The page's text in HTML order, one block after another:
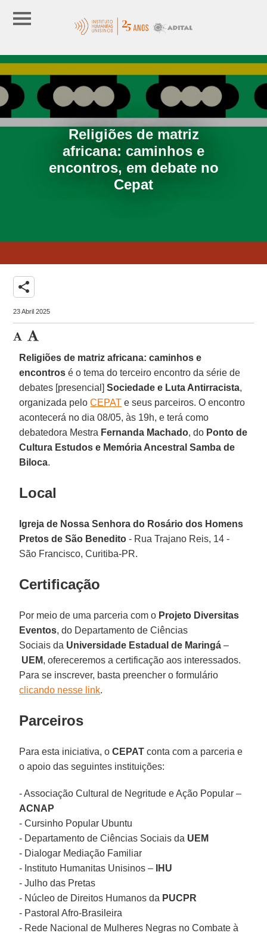
Religiões de matriz
africana: caminhos e
encontros, em debate no
Cepat
share
23 Abril 2025
Religiões de matriz africana: caminhos e
encontrosé o tema do terceiro encontro da série de
debates [presencial]Sociedade e Luta Antirracista,
organizada peloCEPAT e seus parceiros. O encontro
acontecerá no dia 08/05, às 19h, e terá como
debatedora Mestra Fernanda Machado, do Ponto de
Cultura Estudos e Memória Ancestral Samba de
Biloca.
Local
Igreja de Nossa Senhora do Rosário dos Homens
Pretos de São Benedito - Rua Trajano Reis, 14 -
São Francisco, Curitiba-PR.
Certificação
Por meio de uma parceria com o Projeto Diversitas
Eventos, do Departamento de Ciências
Sociais da Universidade Estadual de Maringá –
UEM, ofereceremos a certificação aos interessados.
Para se inscrever, basta preencher o formulário
clicando nesse link.
Parceiros
Para esta iniciativa, oCEPATconta com a parceria e
o apoio das seguintes instituições:
- Associação Cultural de Negritude e Ação Popular –
ACNAP
- Cursinho Popular Ubuntu
- Departamento de Ciências Sociais da UEM
- Dialogar Mediação Familiar
- Instituto Humanitas Unisinos –
IHU
- Julho das Pretas
- Núcleo de Direitos Humanos da PUCPR
- Pastoral Afro-Brasileira
- Rede Nacional de Mulheres Negras no Combate à